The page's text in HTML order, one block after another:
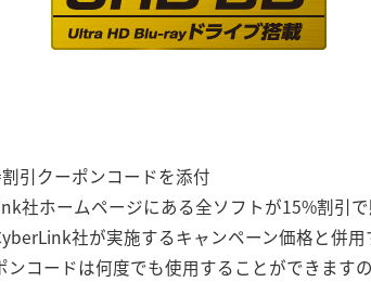
引クーポンコードを添付
社ホームページにある全ソフトが15%割引
社が実施するキャンペーン価格と併
コードは何度でも使用することができます